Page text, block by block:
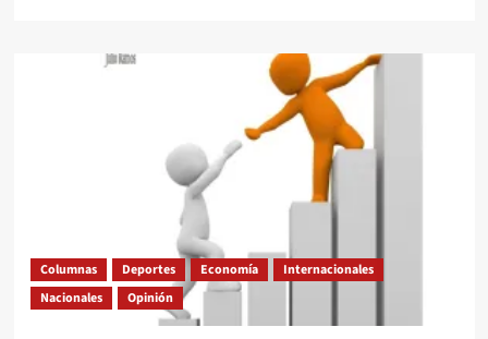
talento
mano
de
Compartamos
Columnas Deportes Economía
Internacionales
Nacionales
Opinión